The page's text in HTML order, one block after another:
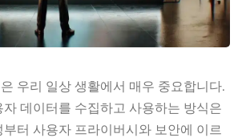
우리 일상 생활에서 매우 중요합니다.
데이터를 수집하고 사용하는 방식은
터 사용자 프라이버시와 보안에 이르